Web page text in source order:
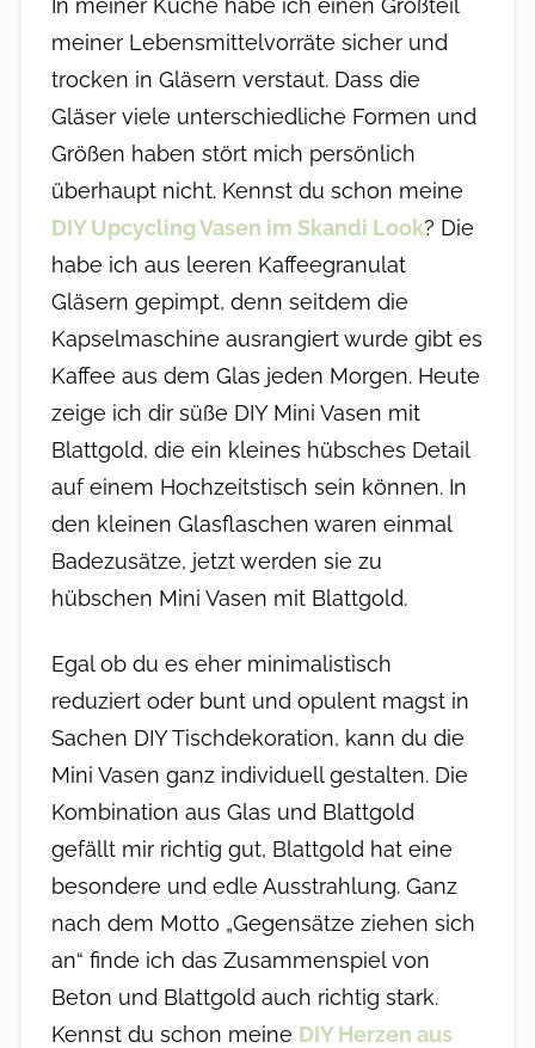
In meiner Küche habe ich einen Großteil
meiner Lebensmittelvorräte sicher und
trocken in Gläsern verstaut. Dass die
Gläser viele unterschiedliche Formen und
Größen haben stört mich persönlich
überhaupt nicht. Kennst du schon meine
DIY Upcycling Vasen im Skandi Look? Die
habe ich aus leeren Kaffeegranulat
Gläsern gepimpt, denn seitdem die
Kapselmaschine ausrangiert wurde gibt es
Kaffee aus dem Glas jeden Morgen. Heute
zeige ich dir süße DIY Mini Vasen mit
Blattgold, die ein kleines hübsches Detail
auf einem Hochzeitstisch sein können. In
den kleinen Glasflaschen waren einmal
Badezusätze, jetzt werden sie zu
hübschen Mini Vasen mit Blattgold.
Egal ob du es eher minimalistisch
reduziert oder bunt und opulent magst in
Sachen DIY Tischdekoration, kann du die
Mini Vasen ganz individuell gestalten. Die
Kombination aus Glas und Blattgold
gefällt mir richtig gut, Blattgold hat eine
besondere und edle Ausstrahlung. Ganz
nach dem Motto „Gegensätze ziehen sich
an“ finde ich das Zusammenspiel von
Beton und Blattgold auch richtig stark.
Kennst du schon meine DIY Herzen aus